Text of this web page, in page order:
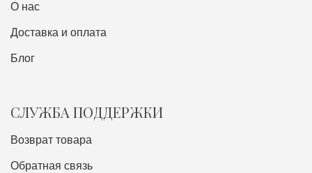
О нас
Доставка и оплата
Блог
СЛУЖБА ПОДДЕРЖКИ
Возврат товара
Обратная связь